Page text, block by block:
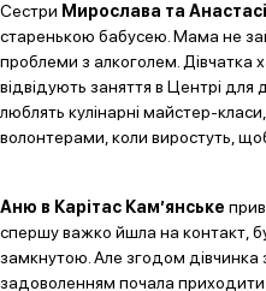
Сестри Мирослава та
старенькою бабусею. Мама не
проблеми з алкоголем. Дівчатка
відвідують заняття в Центрі для
люблять кулінарні майстер-
волонтерами, коли виростуть,
Аню в Карітас Кам’янське
спершу важко йшла на контакт,
замкнутою. Але згодом дівчинка
задоволенням почала